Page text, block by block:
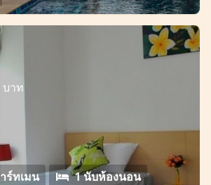
at Karon Hill
on the 3rd floor of
in Karon.
บาท
ร์ทเมน
1 นับห้องนอน